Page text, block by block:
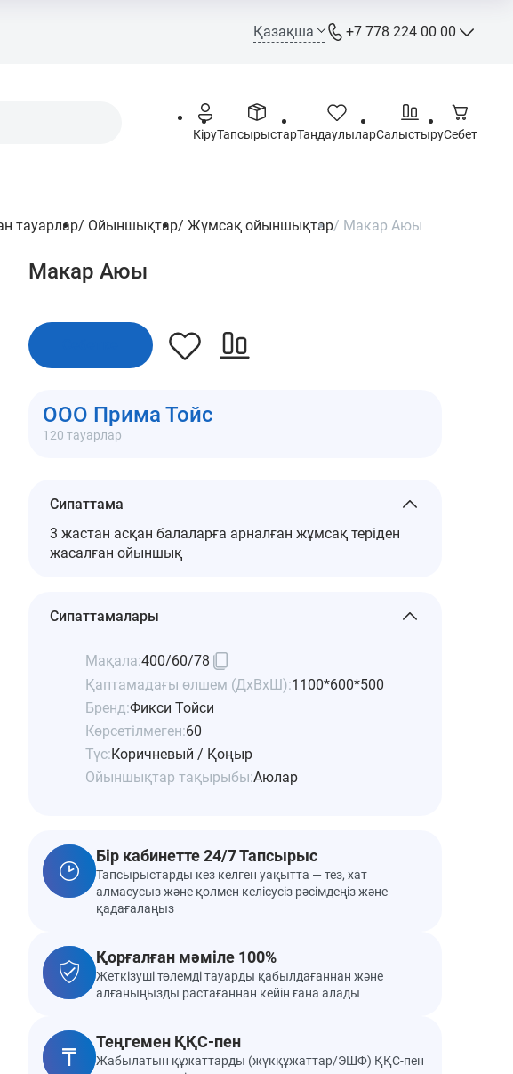
Қазақша +7 778 224 00 00
Call-орталық
+7 778 244 00 00
info@opt.kz
КіруТапсырыстарТаңдаулыларСалыстыруСебет
тауарлар/ Ойыншықтар/ Жұмсақ ойыншықтар/ Макар Аюы
Макар Аюы
ООО Прима Тойс
120 тауарлар
Сипаттама
3 жастан асқан балаларға арналған жұмсақ теріден
жасалған ойыншық
Сипаттамалары
Мақала:400/60/78
Қаптамадағы өлшем (ДхВхШ):1100*600*500
Бренд:Фикси Тойси
Көрсетілмеген:60
Түс:Коричневый / Қоңыр
Ойыншықтар тақырыбы:Аюлар
Бір кабинетте 24/7 Тапсырыс
Тапсырыстарды кез келген уақытта — тез, хат
алмасусыз және қолмен келісусіз рәсімдеңіз және
қадағалаңыз
Қорғалған мәміле 100%
Жеткізуші төлемді тауарды қабылдағаннан және
алғаныңызды растағаннан кейін ғана алады
Теңгемен ҚҚС-пен
Жабылатын құжаттарды (жүкқұжаттар/ЭШФ) ҚҚС-пен